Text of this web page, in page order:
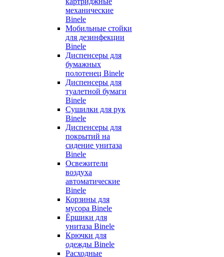
механические
Binele
Мобильные стойки
для дезинфекции
Binele
Диспенсеры для
бумажных
полотенец Binele
Диспенсеры для
туалетной бумаги
Binele
Сушилки для рук
Binele
Диспенсеры для
покрытий на
сидение унитаза
Binele
Освежители
воздуха
автоматические
Binele
Корзины для
мусора Binele
Ёршики для
унитаза Binele
Крючки для
одежды Binele
Расходные